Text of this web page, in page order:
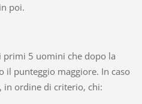
poi.
primi 5 uomini che dopo la
il punteggio maggiore. In caso
ordine di criterio, chi: